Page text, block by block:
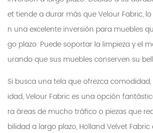
et tiende a durar más que Velour Fabric,
n una excelente inversión para muebles
go plazo. Puede soportar la limpieza y el
urando que sus muebles conserven su
Si busca una tela que ofrezca
idad, Velour Fabric es una opción
ra áreas de mucho tráfico o piezas que
bilidad a largo plazo, Holland Velvet